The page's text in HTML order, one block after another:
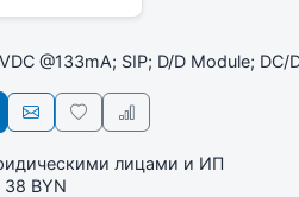
@133mA; SIP; D/D Module; DC/
лицами и ИП
BYN